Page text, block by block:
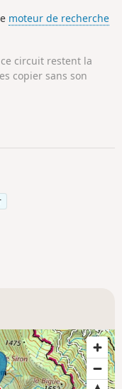
plus froide.
moteur de recherche
circuit restent la
copier sans son